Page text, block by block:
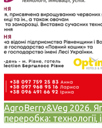
AgroBerry&Veg 2026.
переробка: технології,